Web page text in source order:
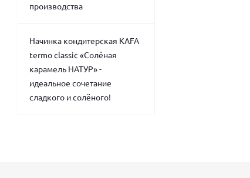
производства
Начинка кондитерская KAFA
termo classic «Солёная
карамель НАТУР» -
идеальное сочетание
сладкого и солёного!